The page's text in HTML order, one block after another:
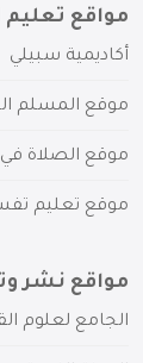
مواقع تعليم
أكاديمية سبيلي
موقع المسلم
موقع الصلاة في
موقع تعليم
مواقع نشر
الجامع لعلوم